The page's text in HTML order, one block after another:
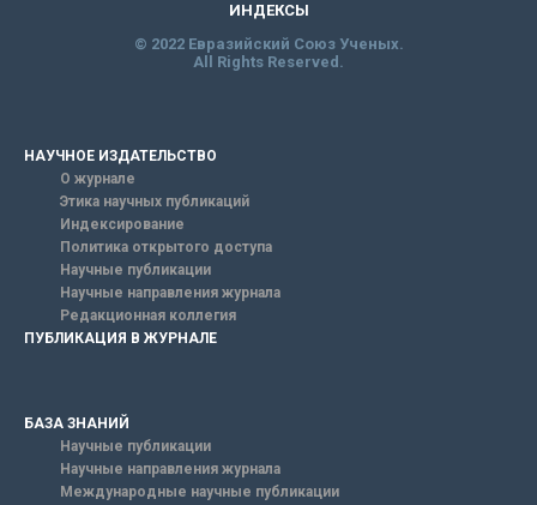
ИНДЕКСЫ
© 2022 Евразийский Союз Ученых.
All Rights Reserved.
НАУЧНОЕ ИЗДАТЕЛЬСТВО
О журнале
Этика научных публикаций
Индексирование
Политика открытого доступа
Научные публикации
Научные направления журнала
Редакционная коллегия
ПУБЛИКАЦИЯ В ЖУРНАЛЕ
БАЗА ЗНАНИЙ
Научные публикации
Научные направления журнала
Международные научные публикации